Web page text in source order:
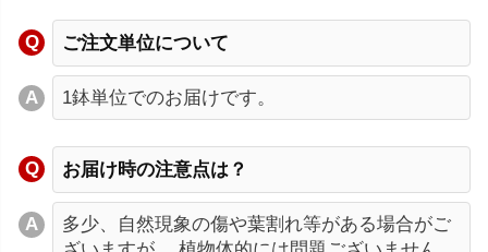
ご注文単位について
1鉢単位でのお届けです。
お届け時の注意点は？
多少、自然現象の傷や葉割れ等がある場合がご